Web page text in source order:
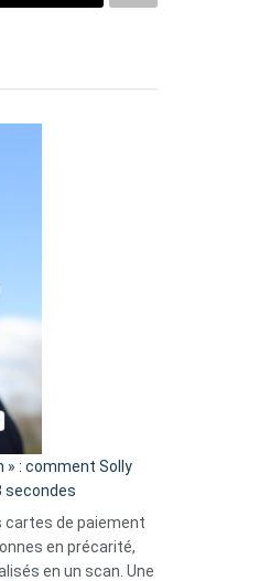
» : comment Solly
secondes
cartes de paiement
en précarité,
en un scan. Une